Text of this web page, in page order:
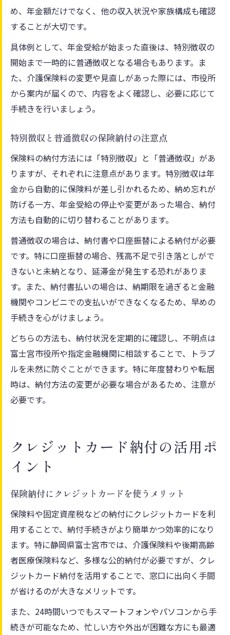
め、年金額だけでなく、他の収入状況や家族構成も確認
することが大切です。
具体例として、年金受給が始まった直後は、特別徴収の
開始まで一時的に普通徴収となる場合もあります。ま
た、介護保険料の変更や見直しがあった際には、市役所
から案内が届くので、内容をよく確認し、必要に応じて
手続きを行いましょう。
特別徴収と普通徴収の保険納付の注意点
保険料の納付方法には「特別徴収」と「普通徴収」があ
りますが、それぞれに注意点があります。特別徴収は年
金から自動的に保険料が差し引かれるため、納め忘れが
防げる一方、年金受給の停止や変更があった場合、納付
方法も自動的に切り替わることがあります。
普通徴収の場合は、納付書や口座振替による納付が必要
です。特に口座振替の場合、残高不足で引き落としがで
きないと未納となり、延滞金が発生する恐れがありま
す。また、納付書払いの場合は、納期限を過ぎると金融
機関やコンビニでの支払いができなくなるため、早めの
手続きを心がけましょう。
どちらの方法も、納付状況を定期的に確認し、不明点は
富士宮市役所や指定金融機関に相談することで、トラブ
ルを未然に防ぐことができます。特に年度替わりや転居
時は、納付方法の変更が必要な場合があるため、注意が
必要です。
クレジットカード納付の活用ポ
イント
保険納付にクレジットカードを使うメリット
保険料や固定資産税などの納付にクレジットカードを利
用することで、納付手続きがより簡単かつ効率的になり
ます。特に静岡県富士宮市では、介護保険料や後期高齢
者医療保険料など、多様な公的納付が必要ですが、クレ
ジットカード納付を活用することで、窓口に出向く手間
が省けるのが大きなメリットです。
また、24時間いつでもスマートフォンやパソコンから手
続きが可能なため、忙しい方や外出が困難な方にも最適